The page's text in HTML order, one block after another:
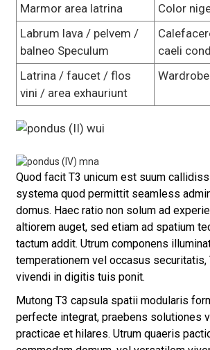
Marmor area latrina
Color
Labrum lava / pelvem /
balneo Speculum
caeli
Latrina / faucet / flos
vini / area exhauriunt
Wardrobe
Quod facit T3 unicum est suum
systema quod permittit seamless
domus. Haec ratio non solum ad
altiorem auget, sed etiam ad spatium
tactum addit. Utrum componens
temperationem vel occasus securitatis,
vivendi in digitis tuis ponit.
Mutong T3 capsula spatii modularis
perfecte integrat, praebens solutiones
practicae et hilares. Utrum quaeris